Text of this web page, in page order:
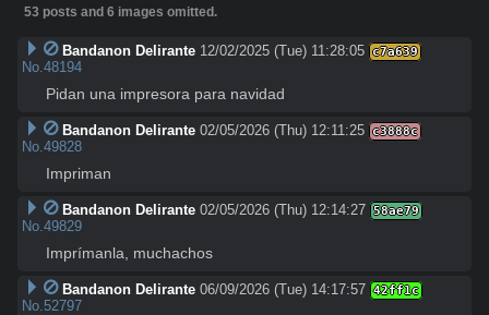
53 posts and 6 images omitted.
Bandanon Delirante 12/02/2025 (Tue) 11:28:05 c7a639
No. 48194
Pidan una impresora para navidad
Bandanon Delirante 02/05/2026 (Thu) 12:11:25 c3888c
No. 49828
Impriman
Bandanon Delirante 02/05/2026 (Thu) 12:14:27 58ae79
No. 49829
Imprímanla, muchachos
Bandanon Delirante 06/09/2026 (Tue) 14:17:57 42ff1c
No. 52797